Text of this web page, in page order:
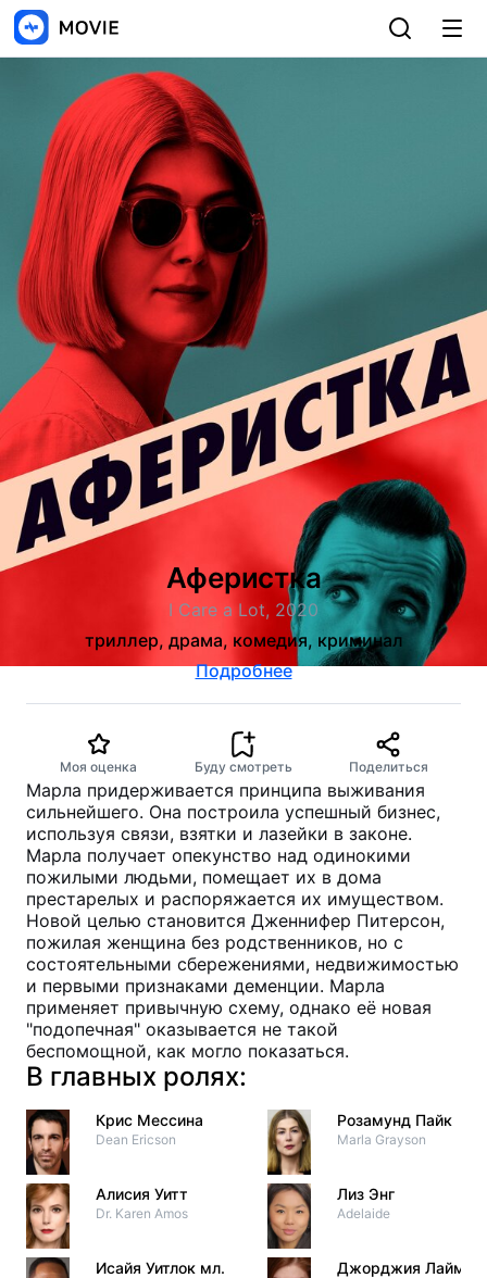
Аферистка
I Care a Lot, 2020
триллер, драма, комедия, криминал
Подробнее
Моя оценка Буду смотреть Поделиться
Марла придерживается принципа выживания
сильнейшего. Она построила успешный бизнес,
используя связи, взятки и лазейки в законе.
Марла получает опекунство над одинокими
пожилыми людьми, помещает их в дома
престарелых и распоряжается их имуществом.
Новой целью становится Дженнифер Питерсон,
пожилая женщина без родственников, но с
состоятельными сбережениями, недвижимостью
и первыми признаками деменции. Марла
применяет привычную схему, однако её новая
"подопечная" оказывается не такой
беспомощной, как могло показаться.
В главных ролях:
Крис Мессина
Dean Ericson
Алисия Уитт
Dr. Karen Amos
Исайя Уитлок мл.
Розамунд Пайк
Marla Grayson
Лиз Энг
Adelaide
Джорджия Лайман